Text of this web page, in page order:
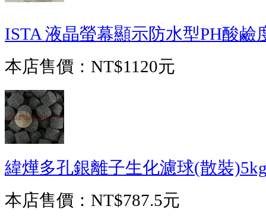
ISTA 液晶螢幕顯示防水型PH酸鹼
本店售價： NT$1120元
緯燁多孔銀離子生化濾球(散裝
本店售價： NT$787.5元